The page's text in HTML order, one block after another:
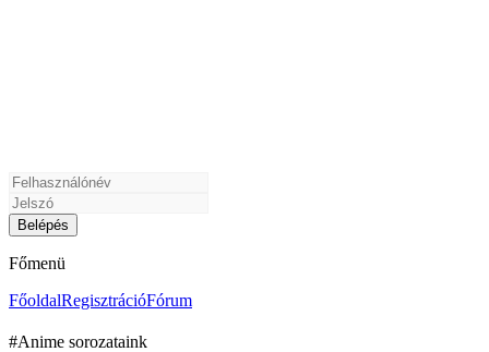
Főmenü
FőoldalRegisztrációFórum
#Anime sorozataink